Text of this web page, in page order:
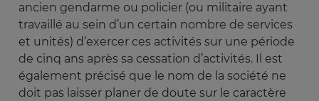
ancien gendarme ou policier (ou militaire ayant
travaillé au sein d’un certain nombre de services
et unités) d’exercer ces activités sur une période
de cinq ans après sa cessation d’activités. Il est
également précisé que le nom de la société ne
doit pas laisser planer de doute sur le caractère